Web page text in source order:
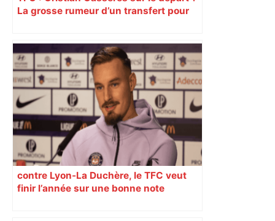
La grosse rumeur d’un transfert pour
contre Lyon-La Duchère, le TFC veut
finir l’année sur une bonne note